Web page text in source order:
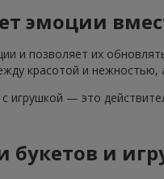
эмоции
и позволяет их
красотой и
— это
и